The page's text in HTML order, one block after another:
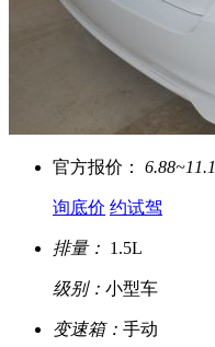
官方报价：
询底价 约试驾
排量： 1.5L
级别： 小型车
变速箱： 手动